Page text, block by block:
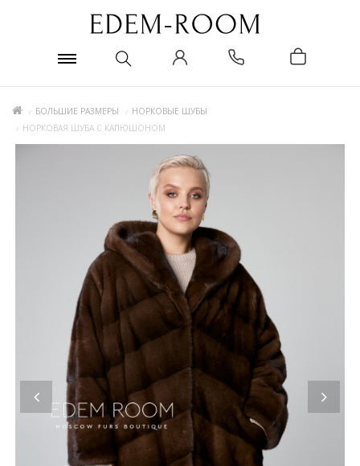
БОЛЬШИЕ РАЗМЕРЫ
НОРКОВЫЕ ШУБЫ
НОРКОВАЯ ШУБА С КАПЮШОНОМ